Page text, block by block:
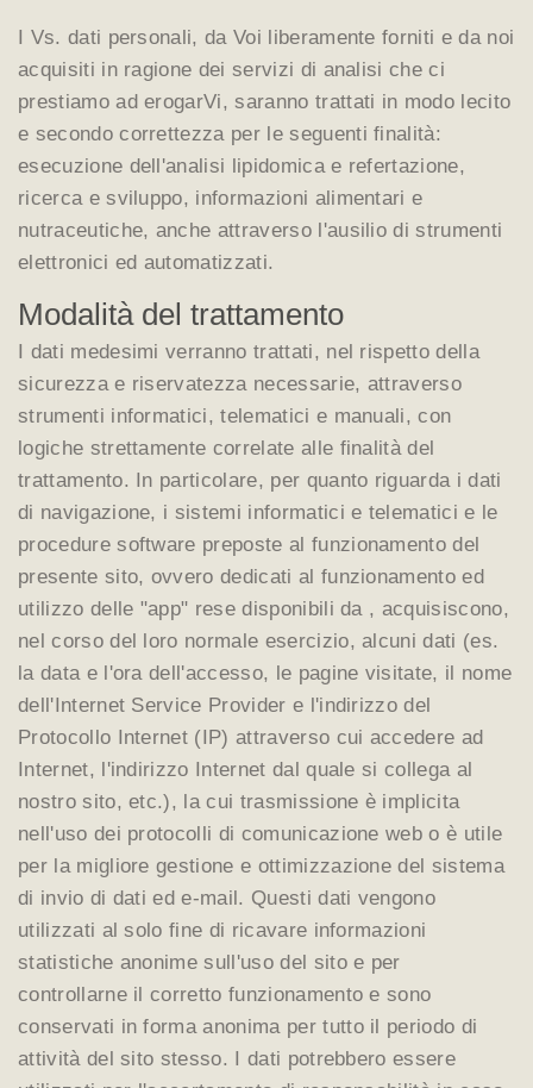
I Vs. dati personali, da Voi liberamente forniti e da noi
acquisiti in ragione dei servizi di analisi che ci
prestiamo ad erogarVi, saranno trattati in modo lecito
e secondo correttezza per le seguenti finalità:
esecuzione dell'analisi lipidomica e refertazione,
ricerca e sviluppo, informazioni alimentari e
nutraceutiche, anche attraverso l'ausilio di strumenti
elettronici ed automatizzati.
Modalità del trattamento
I dati medesimi verranno trattati, nel rispetto della
sicurezza e riservatezza necessarie, attraverso
strumenti informatici, telematici e manuali, con
logiche strettamente correlate alle finalità del
trattamento. In particolare, per quanto riguarda i dati
di navigazione, i sistemi informatici e telematici e le
procedure software preposte al funzionamento del
presente sito, ovvero dedicati al funzionamento ed
utilizzo delle "app" rese disponibili da , acquisiscono,
nel corso del loro normale esercizio, alcuni dati (es.
la data e l'ora dell'accesso, le pagine visitate, il nome
dell'Internet Service Provider e l'indirizzo del
Protocollo Internet (IP) attraverso cui accedere ad
Internet, l'indirizzo Internet dal quale si collega al
nostro sito, etc.), la cui trasmissione è implicita
nell'uso dei protocolli di comunicazione web o è utile
per la migliore gestione e ottimizzazione del sistema
di invio di dati ed e-mail. Questi dati vengono
utilizzati al solo fine di ricavare informazioni
statistiche anonime sull'uso del sito e per
controllarne il corretto funzionamento e sono
conservati in forma anonima per tutto il periodo di
attività del sito stesso. I dati potrebbero essere